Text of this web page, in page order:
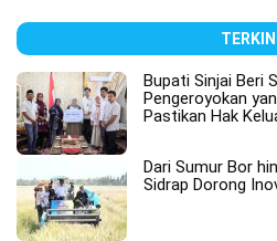
Bupati Sinjai Beri
Pengeroyokan
Pastikan Hak
Dari Sumur Bor
Sidrap Dorong